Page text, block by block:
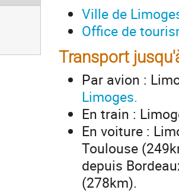
Ville de
Office de
Transport
Par avion :
Limoges.
En train :
En voiture :
Toulouse
depuis
(278km).